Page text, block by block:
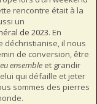
rencontre était à la
un
de 2023. En
déchristianise, il nous
de conversion, être
ensemble et grandir
qui défaille et jeter
sommes des pierres